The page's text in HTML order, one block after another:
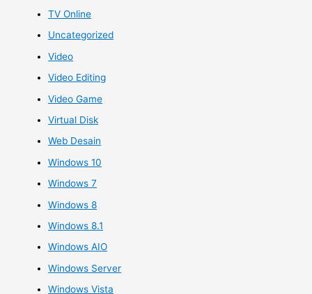
TV Online
Uncategorized
Video
Video Editing
Video Game
Virtual Disk
Web Desain
Windows 10
Windows 7
Windows 8
Windows 8.1
Windows AIO
Windows Server
Windows Vista